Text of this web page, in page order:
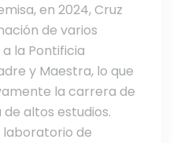
en 2024, Cruz
de varios
la Pontificia
y Maestra, lo que
la carrera de
altos estudios.
laboratorio de